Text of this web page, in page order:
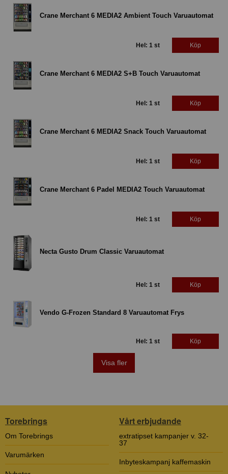
Crane Merchant 6 MEDIA2 Ambient Touch Varuautomat
Hel: 1 st Köp
Crane Merchant 6 MEDIA2 S+B Touch Varuautomat
Hel: 1 st Köp
Crane Merchant 6 MEDIA2 Snack Touch Varuautomat
Hel: 1 st Köp
Crane Merchant 6 Padel MEDIA2 Touch Varuautomat
Hel: 1 st Köp
Necta Gusto Drum Classic Varuautomat
Hel: 1 st Köp
Vendo G-Frozen Standard 8 Varuautomat Frys
Hel: 1 st Köp
Visa fler
Torebrings
Om Torebrings
Varumärken
Vårt erbjudande
extratipset kampanjer v. 32-
37
Inbyteskampanj kaffemaskin